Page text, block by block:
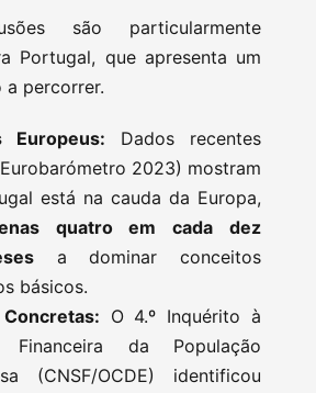
são particularmente
Portugal, que apresenta um
a percorrer.
Europeus: Dados recentes
2023) mostram
está na cauda da Europa,
quatro em cada dez
a dominar conceitos
básicos.
O 4.º Inquérito à
Financeira da População
(CNSF/OCDE) identificou